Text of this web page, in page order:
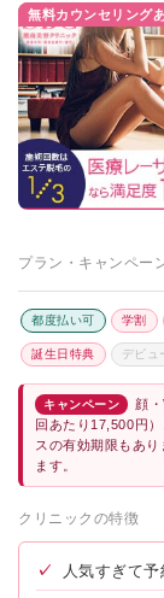
無料カウンセリング
プラン・キャンペー
都度払い可 学割
誕生日特典 デビュ
キャンペーン
顔
回あたり17,500円
スの有効期限もあ
ます。
クリニックの特徴
✓ 人気すぎて